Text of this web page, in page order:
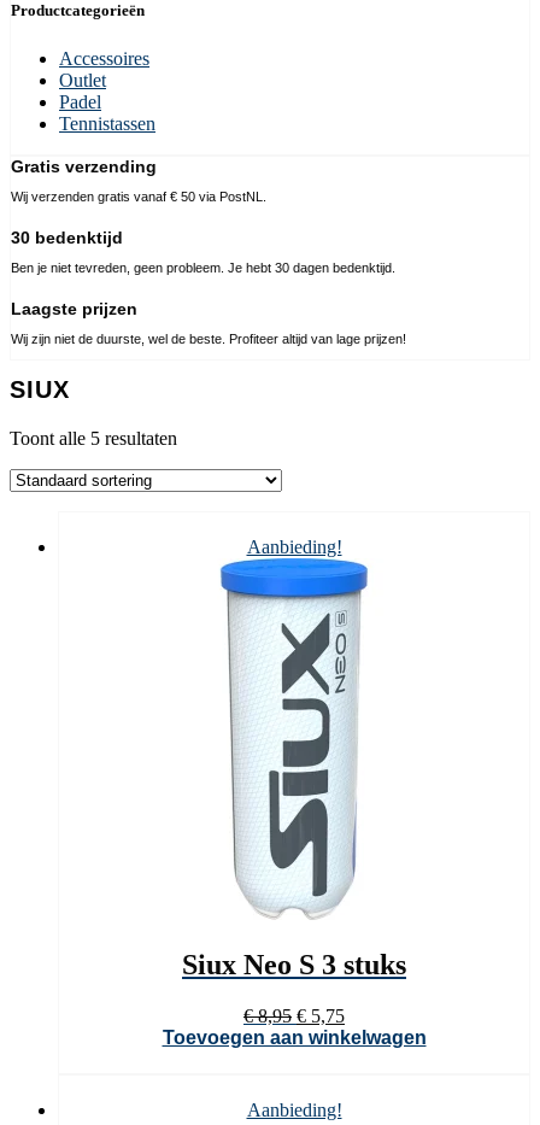
Productcategorieën
Accessoires
Outlet
Padel
Tennistassen
Gratis verzending
Wij verzenden gratis vanaf € 50 via PostNL.
30 bedenktijd
Ben je niet tevreden, geen probleem. Je hebt 30 dagen bedenktijd.
Laagste prijzen
Wij zijn niet de duurste, wel de beste. Profiteer altijd van lage prijzen!
SIUX
Toont alle 5 resultaten
Aanbieding!
Siux Neo S 3 stuks
€8,95 Oorspronkelijke
prijs
€ 5,75Huidige
prijs
Toevoegen aan winkelwagen
Aanbieding!